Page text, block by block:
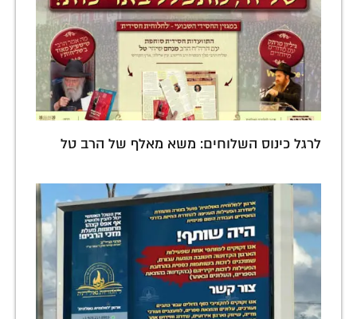
לרגל כינוס השלוחים: משא מאלף של הרב טל